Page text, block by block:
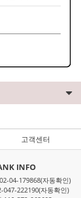
고객센터
INFO
04-179868(자동확인)
047-222190(자동확인)